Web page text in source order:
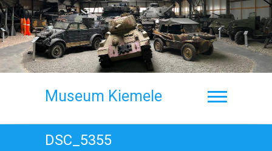
Skip
to
content
Museum Kiemele
DSC_5355